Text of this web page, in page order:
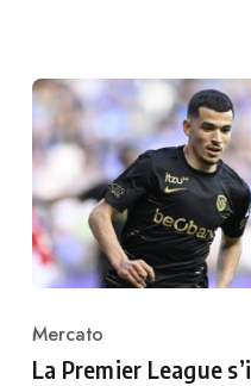
Category
Mercato
La Premier League